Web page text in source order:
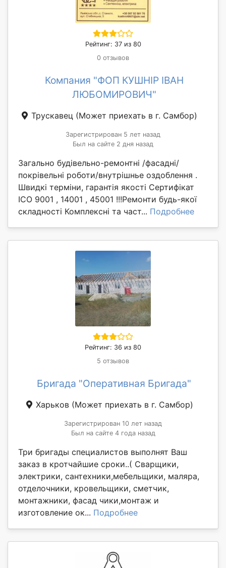
Рейтинг: 37 из 80
0 отзывов
Компания "ФОП КУШНІР ІВАН
ЛЮБОМИРОВИЧ"
Трускавец (Может приехать в г. Самбор)
Зарегистрирован 5 лет назад
Был на сайте 2 дня назад
Загально будівельно-ремонтні /фасадні/
покрівельні роботи/внутрішнье оздоблення .
Швидкі терміни, гарантія якості Сертифікат
ICO 9001 , 14001 , 45001 !!!Ремонти будь-якої
складності Комплексні та част... Подробнее
Рейтинг: 36 из 80
5 отзывов
Бригада "Оперативная Бригада"
Харьков (Может приехать в г. Самбор)
Зарегистрирован 10 лет назад
Был на сайте 4 года назад
Три бригады специалистов выполнят Ваш
заказ в кротчайшие сроки..( Сварщики,
электрики, сантехники,мебельщики, маляра,
отделочники, кровельщики, сметчик,
монтажники, фасад чики,монтаж и
изготовление ок... Подробнее